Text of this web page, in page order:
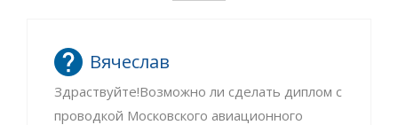
Вячеслав
Здраствуйте!Возможно ли сделать диплом с
проводкой Московского авиационного